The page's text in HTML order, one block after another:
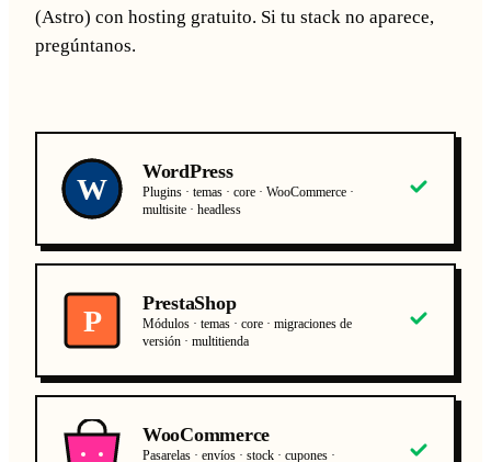
(Astro) con hosting gratuito. Si tu stack no aparece,
pregúntanos.
W
WordPress
Plugins · temas · core · WooCommerce ·
multisite · headless
P
PrestaShop
Módulos · temas · core · migraciones de
versión · multitienda
WooCommerce
Pasarelas · envíos · stock · cupones ·